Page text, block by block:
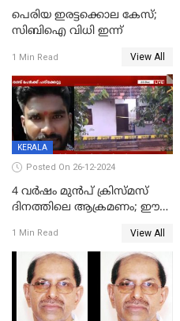
പെരിയ ഇരട്ടക്കൊല കേസ്;
സിബിഐ വിധി ഇന്ന്
1 Min Read View All
KERALA
Posted On 26-12-2024
4 വർഷം മുൻപ് ക്രിസ്മസ്
ദിനത്തിലെ ആക്രമണം; ഈ
ചോദിക്കാനെത്തി, 2 പേർ
കുത്തേറ്റു മരിച്ചു
1 Min Read View All